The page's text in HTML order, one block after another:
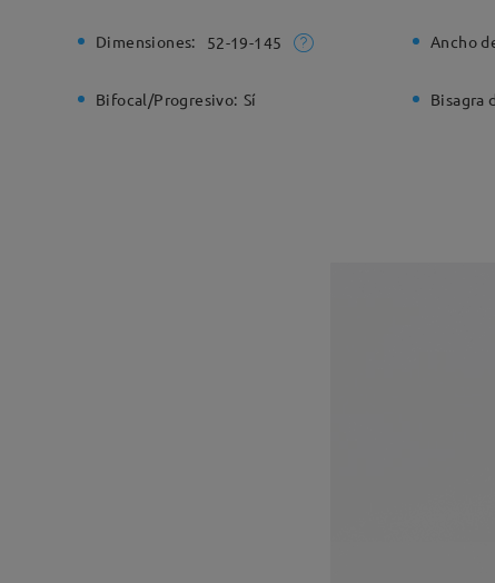
Dimensiones: 52-19-145 Ancho
Bifocal/Progresivo: Sí Bisagra